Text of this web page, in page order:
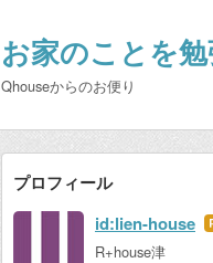
お家のことを
Qhouseからのお便り
プロフィール
id:lien-house
R+house津